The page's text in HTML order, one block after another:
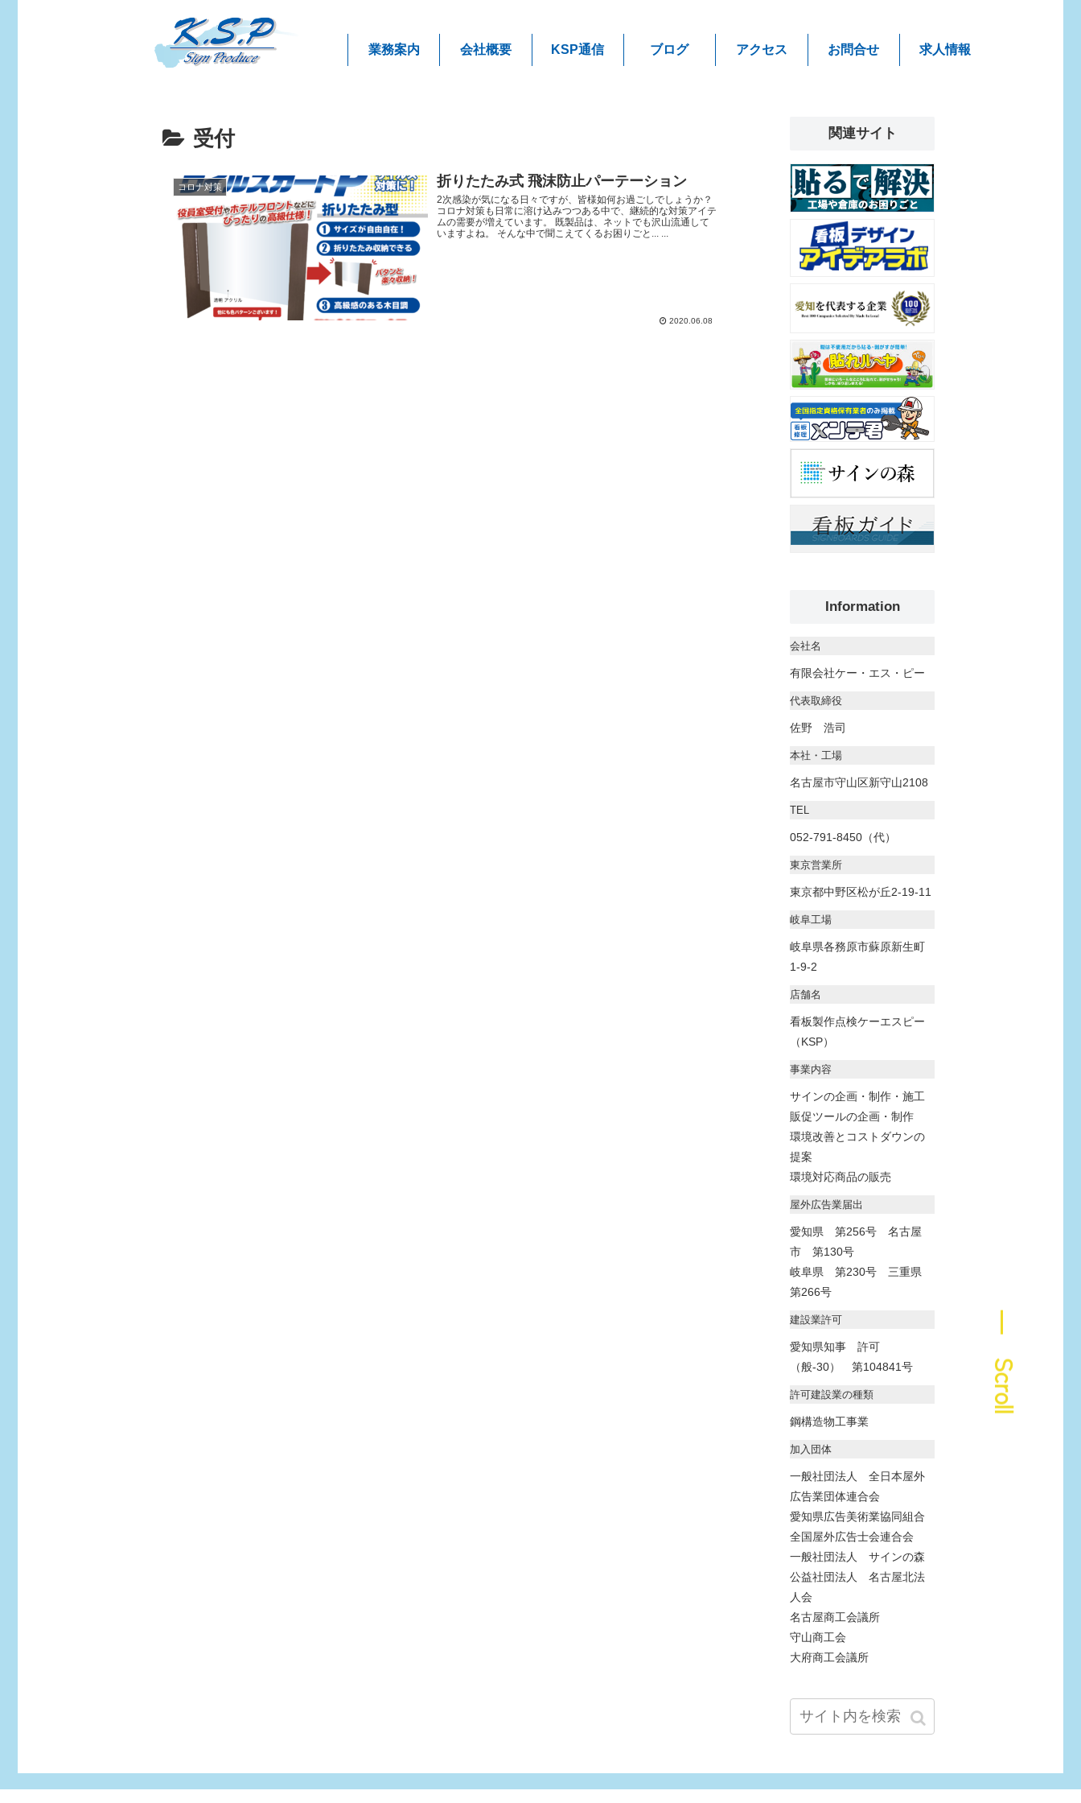
業務案内 会社概要 KSP通信 ブログ アクセス お問合せ 求人情報
― Scroll
受付
コロナ対策 折りたたみ式 飛沫防止パーテーション
2次感染が気になる日々ですが、皆様如何お過ごしでしょうか？
コロナ対策も日常に溶け込みつつある中で、継続的な対策アイテ
ムの需要が増えています。 既製品は、ネットでも沢山流通して
いますよね。 そんな中で聞こえてくるお困りごと... ...
2020.06.08
関連サイト
Information
会社名
有限会社ケー・エス・ピー
代表取締役
佐野 浩司
本社・工場
名古屋市守山区新守山2108
TEL
052-791-8450（代）
東京営業所
東京都中野区松が丘2-19-11
岐阜工場
岐阜県各務原市蘇原新生町
1-9-2
店舗名
看板製作点検ケーエスピー
（KSP）
事業内容
サインの企画・制作・施工
販促ツールの企画・制作
環境改善とコストダウンの
提案
環境対応商品の販売
屋外広告業届出
愛知県 第256号 名古屋
市 第130号
岐阜県 第230号 三重県
第266号
建設業許可
愛知県知事 許可
（般-30） 第104841号
許可建設業の種類
鋼構造物工事業
加入団体
一般社団法人 全日本屋外
広告業団体連合会
愛知県広告美術業協同組合
全国屋外広告士会連合会
一般社団法人 サインの森
公益社団法人 名古屋北法
人会
名古屋商工会議所
守山商工会
大府商工会議所